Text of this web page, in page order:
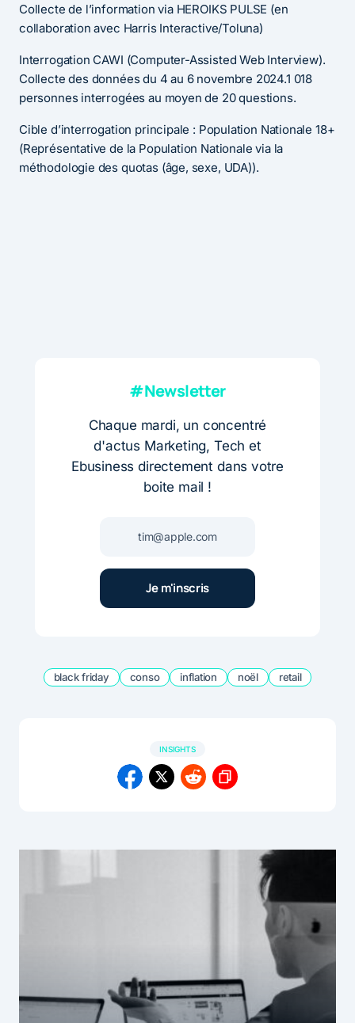
Collecte de l’information via HEROIKS PULSE (en
collaboration avec Harris Interactive/Toluna)
Interrogation CAWI (Computer-Assisted Web Interview).
Collecte des données du 4 au 6 novembre 2024.1 018
personnes interrogées au moyen de 20 questions.
Cible d’interrogation principale : Population Nationale 18+
(Représentative de la Population Nationale via la
méthodologie des quotas (âge, sexe, UDA)).
#Newsletter
Chaque mardi, un concentré
d'actus Marketing, Tech et
Ebusiness directement dans votre
boite mail !
black friday conso inflation noël retail
INSIGHTS